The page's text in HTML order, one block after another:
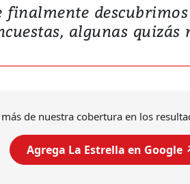
finalmente
algunas
de nuestra cobertura en los
Agrega La Estrella en Google